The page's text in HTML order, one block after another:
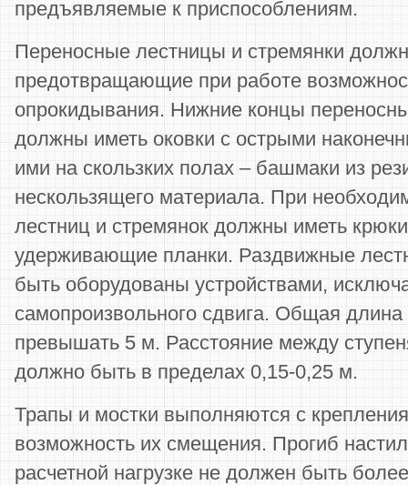
предъявляемые к приспособлениям.
Переносные лестницы и стремянки
предотвращающие при работе
опрокидывания. Нижние концы
должны иметь оковки с острыми
ими на скользких полах – башмаки из
нескользящего материала. При
лестниц и стремянок должны иметь
удерживающие планки. Раздвижные
быть оборудованы устройствами,
самопроизвольного сдвига. Общая
превышать 5 м. Расстояние между
должно быть в пределах 0,15-0,25 м.
Трапы и мостки выполняются с
возможность их смещения. Прогиб
расчетной нагрузке не должен быть